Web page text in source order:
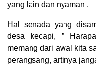
yang lain dan nyaman .
Hal senada yang
desa kecapi, ”
memang dari awal kita
perangsang, artinya